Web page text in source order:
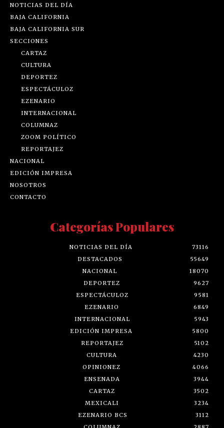
NOTICIAS DEL DÍA
BAJA CALIFORNIA
BAJA CALIFORNIA SUR
SECCIONES
CARTAZ
CULTURA
DEPORTEZ
ESPECTÁCULOZ
EZENARIO
INTERNACIONAL
COLUMNAZ
ZOOM POLÍTICO
REPORTAJEZ
NACIONAL
EDICIÓN IMPRESA
NOSOTROS
CONTACTO
Categorías Populares
NOTICIAS DEL DÍA
73116
DESTACADOS
55649
NACIONAL
18070
DEPORTEZ
9627
ESPECTÁCULOZ
9581
EZENARIO
6849
INTERNACIONAL
5943
EDICIÓN IMPRESA
5800
REPORTAJEZ
5102
CULTURA
4230
OPINIONEZ
4066
ENSENADA
3944
CARTAZ
3502
MEXICALI
3234
EZENARIO BCS
3112